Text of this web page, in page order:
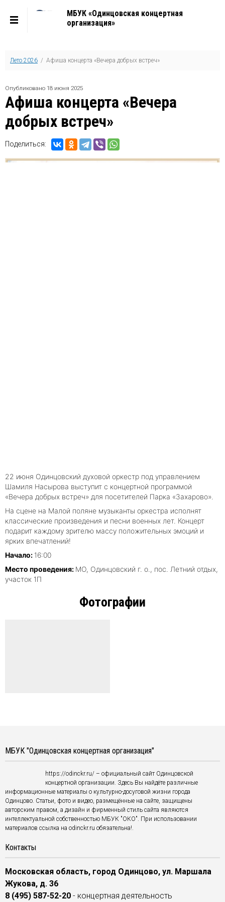
МБУК «Одинцовская концертная
организация»
Лето 2026 / Афиша концерта «Вечера добрых встреч»
Опубликовано 18 июня 2025
Афиша концерта «Вечера
добрых встреч»
Поделиться:
22 июня Одинцовский духовой оркестр под управлением
Шамиля Насырова выступит с концертной программой
«Вечера добрых встреч» для посетителей Парка «Захарово»
На сцене на Малой поляне музыканты оркестра исполнят
классические произведения и песни военных лет. Концерт
подарит каждому зрителю массу положительных эмоций и
ярких впечатлений!
Начало: 16:00
Место проведения: МО, Одинцовский г. о., пос. Летний отдых,
участок 1П
Фотографии
МБУК "Одинцовская концертная организация"
https://odinckr.ru/ – официальный сайт Одинцовской
концертной организации. Здесь Вы найдёте различные
информационные материалы о культурно-досуговой жизни города
Одинцово. Статьи, фото и видео, размещённые на сайте, защищены
авторским правом, а дизайн и фирменный стиль сайта являются
интеллектуальной собственностью МБУК "ОКО". При использовании
материалов ссылка на odinckr.ru обязательна!.
Контакты
Московская область, город Одинцово, ул. Маршала
Жукова, д. 36
8 (495) 587-52-20 - концертная деятельность